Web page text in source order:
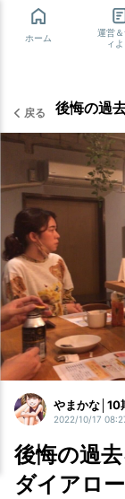
ホーム
運営
ィよ
戻る
やまかな│10
2022/10/17
後悔の過
ダイアロ